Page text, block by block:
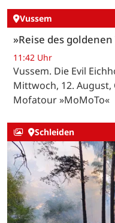
Vussem
»Reise des
11:42 Uhr
Vussem. Die Evil
Mittwoch, 12. August,
Mofatour »MoMoTo«
Schleiden